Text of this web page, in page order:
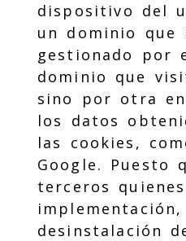
dispositivo del
un dominio que
gestionado por
dominio que
sino por otra
los datos
las cookies,
Google. Puesto
terceros
desinstalación